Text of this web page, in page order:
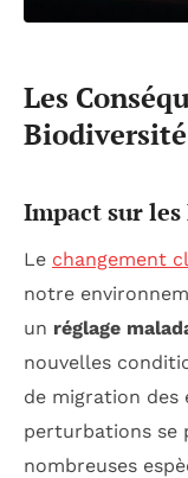
Les
Biodiversité
Impact sur les
Le changement
notre
un réglage
nouvelles
de migration des
perturbations se
nombreuses